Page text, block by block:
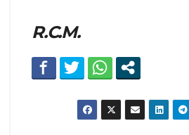
R.C.M.